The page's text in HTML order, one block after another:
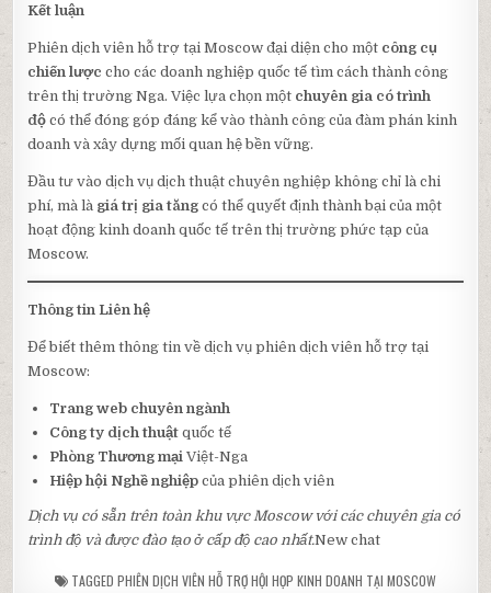
Kết luận
Phiên dịch viên hỗ trợ tại Moscow đại diện cho một công cụ
chiến lược cho các doanh nghiệp quốc tế tìm cách thành công
trên thị trường Nga. Việc lựa chọn một chuyên gia có trình
độ có thể đóng góp đáng kể vào thành công của đàm phán kinh
doanh và xây dựng mối quan hệ bền vững.
Đầu tư vào dịch vụ dịch thuật chuyên nghiệp không chỉ là chi
phí, mà là giá trị gia tăng có thể quyết định thành bại của một
hoạt động kinh doanh quốc tế trên thị trường phức tạp của
Moscow.
Thông tin Liên hệ
Để biết thêm thông tin về dịch vụ phiên dịch viên hỗ trợ tại
Moscow:
Trang web chuyên ngành
Công ty dịch thuật quốc tế
Phòng Thương mại Việt-Nga
Hiệp hội Nghề nghiệp của phiên dịch viên
Dịch vụ có sẵn trên toàn khu vực Moscow với các chuyên gia có
trình độ và được đào tạo ở cấp độ cao nhất.New chat
TAGGED PHIÊN DỊCH VIÊN HỖ TRỢ HỘI HỌP KINH DOANH TẠI MOSCOW